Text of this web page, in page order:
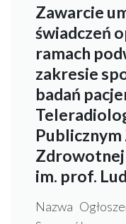
Zawarcie
świadczeń
ramach
zakresie
badań
Publicznym
Zdrowotnej
im. prof.
Nazwa